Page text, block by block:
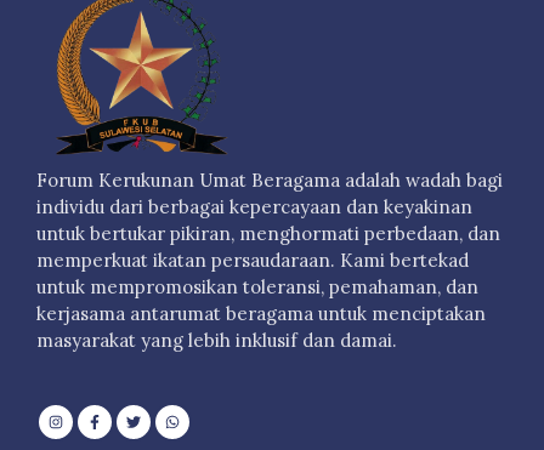
Forum Kerukunan Umat Beragama adalah wadah bagi
individu dari berbagai kepercayaan dan keyakinan
untuk bertukar pikiran, menghormati perbedaan, dan
memperkuat ikatan persaudaraan. Kami bertekad
untuk mempromosikan toleransi, pemahaman, dan
kerjasama antarumat beragama untuk menciptakan
masyarakat yang lebih inklusif dan damai.